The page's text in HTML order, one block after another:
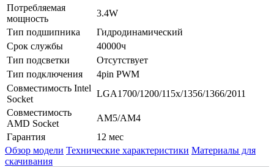
Потребляемая
мощность
3.4W
Тип подшипника
Гидродинамический
Срок службы
40000ч
Тип подсветки
Отсутствует
Тип подключения
4pin PWM
Совместимость Intel
Socket
LGA1700/1200/115x/1356/1366/2011
Совместимость
AMD Socket
AM5/AM4
Гарантия
12 мес
Обзор модели Технические характеристики Материалы для
скачивания